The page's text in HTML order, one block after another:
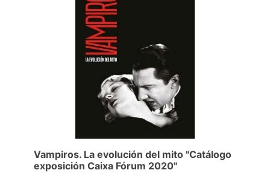
Vampiros. La evolución del mito "Catálogo
exposición Caixa Fórum 2020"